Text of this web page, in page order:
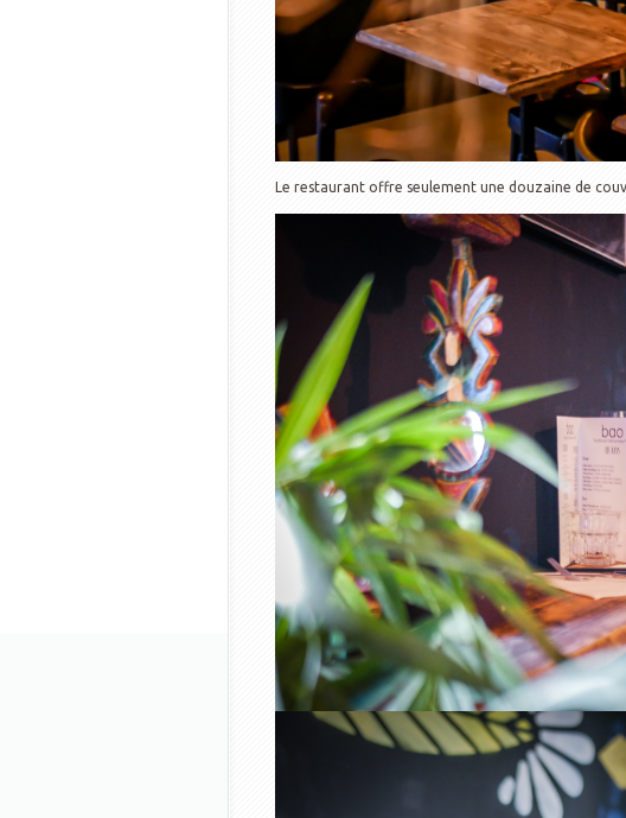
Le restaurant offre seulement une douzaine de